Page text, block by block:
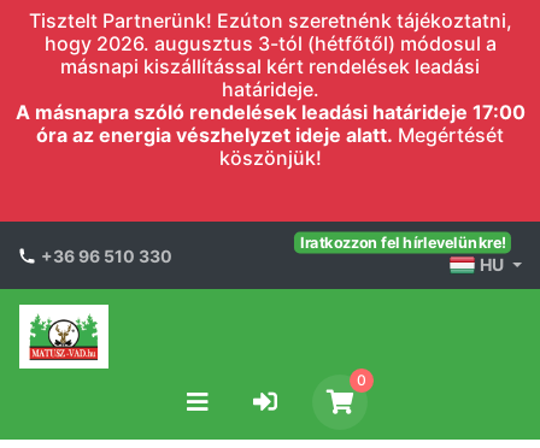
Tisztelt Partnerünk! Ezúton szeretnénk tájékoztatni,
hogy 2026. augusztus 3-tól (hétfőtől) módosul a
másnapi kiszállítással kért rendelések leadási
határideje.
A másnapra szóló rendelések leadási határideje 17:00
óra az energia vészhelyzet ideje alatt. Megértését
köszönjük!
+36 96 510 330
Iratkozzon fel hírlevelünkre!
HU
0